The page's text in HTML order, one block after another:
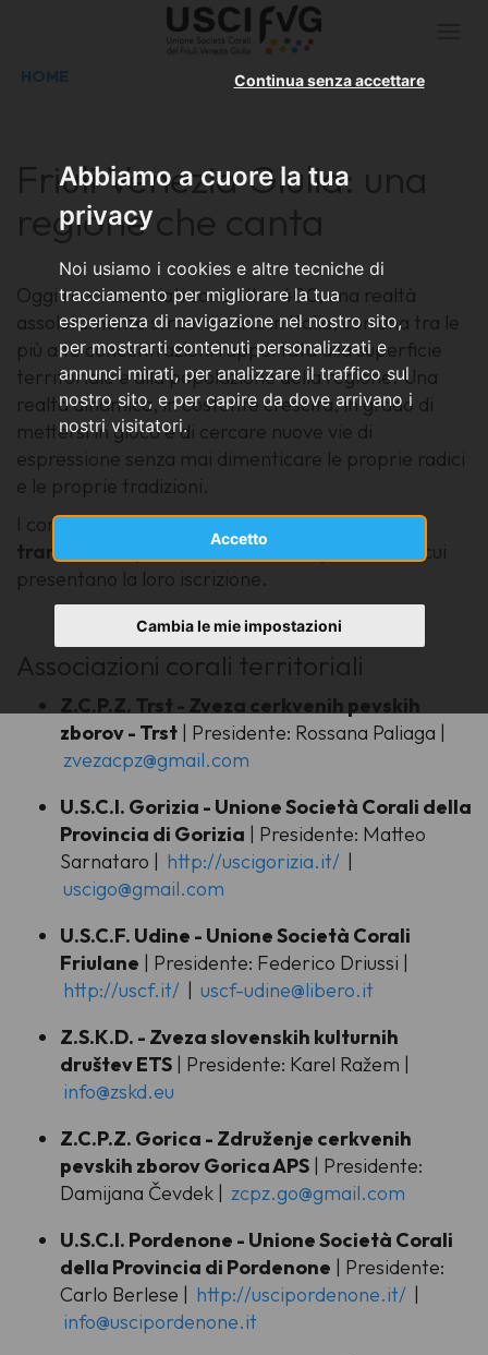
Abbiamo a cuore la tua
privacy
Noi usiamo i cookies e altre tecniche di
tracciamento per migliorare la tua
esperienza di navigazione nel nostro sito,
per mostrarti contenuti personalizzati e
annunci mirati, per analizzare il traffico sul
nostro sito, e per capire da dove arrivano i
nostri visitatori.
Accetto
Continua senza accettare
Cambia le mie impostazioni
HOME
Friuli Venezia Giulia: una
regione che canta
Oggi i cori associati sono oltre 400, una realtà
assolutamente straordinaria in Italia, con una tra le
più alte concentrazioni rapportata alla superficie
territoriale e alla popolazione della regione. Una
realtà dinamica, in costante crescita, in grado di
mettersi in gioco e di cercare nuove vie di
espressione senza mai dimenticare le proprie radici
e le proprie tradizioni.
I cori aderiscono all’Usci Friuli Venezia Giulia
tramite le rispettive associazioni provinciali
, cui
presentano la loro iscrizione.
Associazioni corali territoriali
Z.C.P.Z. Trst - Zveza cerkvenih pevskih
zborov - Trst | Presidente: Rossana Paliaga |
zvezacpz@gmail.com
U.S.C.I. Gorizia - Unione Società Corali della
Provincia di Gorizia | Presidente: Matteo
Sarnataro | http://uscigorizia.it/ |
uscigo@gmail.com
U.S.C.F. Udine - Unione Società Corali
Friulane | Presidente: Federico Driussi |
http://uscf.it/ | uscf-udine@libero.it
Z.S.K.D. - Zveza slovenskih kulturnih
društev ETS | Presidente: Karel Ražem |
info@zskd.eu
Z.C.P.Z. Gorica - Združenje cerkvenih
pevskih zborov Gorica APS | Presidente:
Damijana Čevdek | zcpz.go@gmail.com
U.S.C.I. Pordenone - Unione Società Corali
della Provincia di Pordenone | Presidente:
Carlo Berlese | http://uscipordenone.it/ |
info@uscipordenone.it